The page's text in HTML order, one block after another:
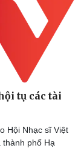
số
tụ các tài
Hội Nhạc sĩ Việt
thành phố Hạ